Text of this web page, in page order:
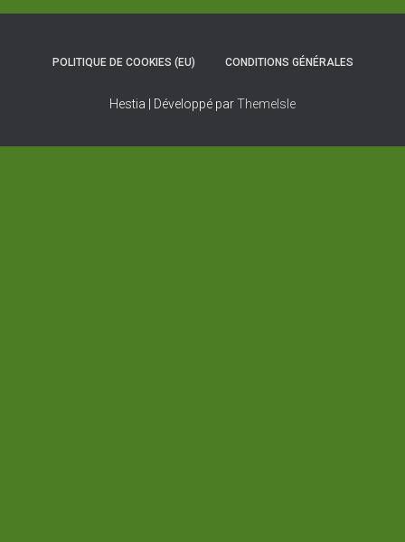
POLITIQUE DE COOKIES (EU) CONDITIONS GÉNÉRALES
Hestia | Développé parThemeIsle